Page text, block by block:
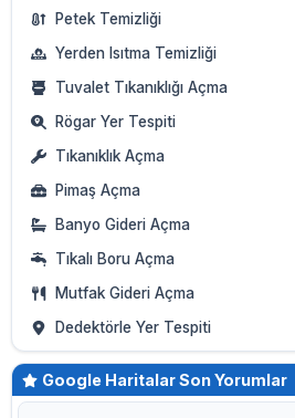
Petek Temizliği
Yerden Isıtma Temizliği
Tuvalet Tıkanıklığı Açma
Rögar Yer Tespiti
Tıkanıklık Açma
Pimaş Açma
Banyo Gideri Açma
Tıkalı Boru Açma
Mutfak Gideri Açma
Dedektörle Yer Tespiti
Google Haritalar Son Yorumlar